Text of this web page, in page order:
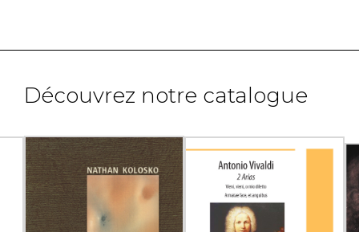
Découvrez notre catalogue